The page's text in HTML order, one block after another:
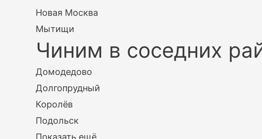
Новая Москва
Мытищи
Чиним в соседних
Домодедово
Долгопрудный
Королёв
Подольск
Показать ещё